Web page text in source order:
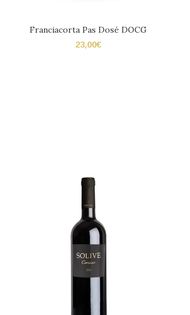
Franciacorta Pas Dosé DOCG
23,00€